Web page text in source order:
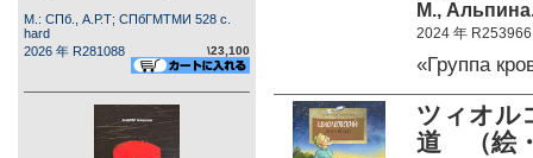
М.: СПб., А.Р.Т; СПбГМТМИ 528 c.
hard
2026 年 R281088
\23,100
М.,
2024 年 R253966
«Группа
ツィオル
道 （絵